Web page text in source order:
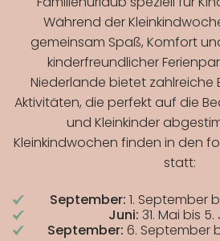
Während der
gemeinsam Spaß, Komfort
kinderfreundlicher
Niederlande bietet zahlreiche
Aktivitäten, die perfekt auf die
und Kleinkinder
Kleinkindwochen finden in den
statt:
September: 1. September
Juni: 31. Mai bis
September: 6. September